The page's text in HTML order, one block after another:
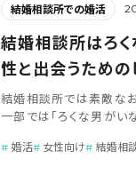
結婚相談所での婚活
結婚相談所はろ
性と出会うための
結婚相談所では素敵な
一部では「ろくな男がいな
婚活 女性向け 結婚相